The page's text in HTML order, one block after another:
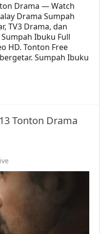
Drama — Watch
Drama Sumpah
TV3 Drama, dan
Ibuku Full
HD. Tonton Free
Sumpah Ibuku
Tonton Drama